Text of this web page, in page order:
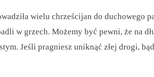
wielu chrześcijan do duchowego
w grzech. Możemy być pewni, że na
Jeśli pragniesz uniknąć złej drogi,